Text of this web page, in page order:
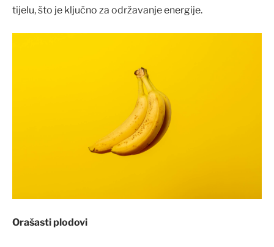
tijelu, što je ključno za održavanje energije.
Orašasti plodovi